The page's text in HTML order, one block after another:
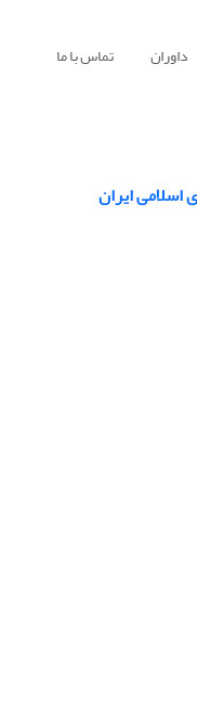
داوران تماس با ما
ایران